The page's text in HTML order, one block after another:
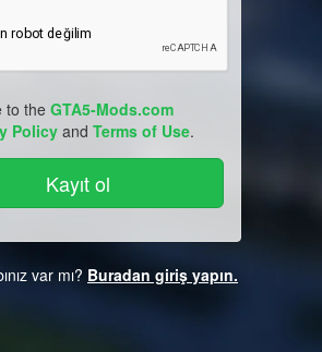
to theGTA5-Mods.com
Policy and Terms of Use.
var mı? Buradan giriş yapın.